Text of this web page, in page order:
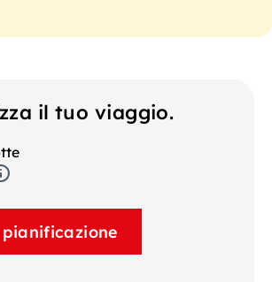
il tuo viaggio.